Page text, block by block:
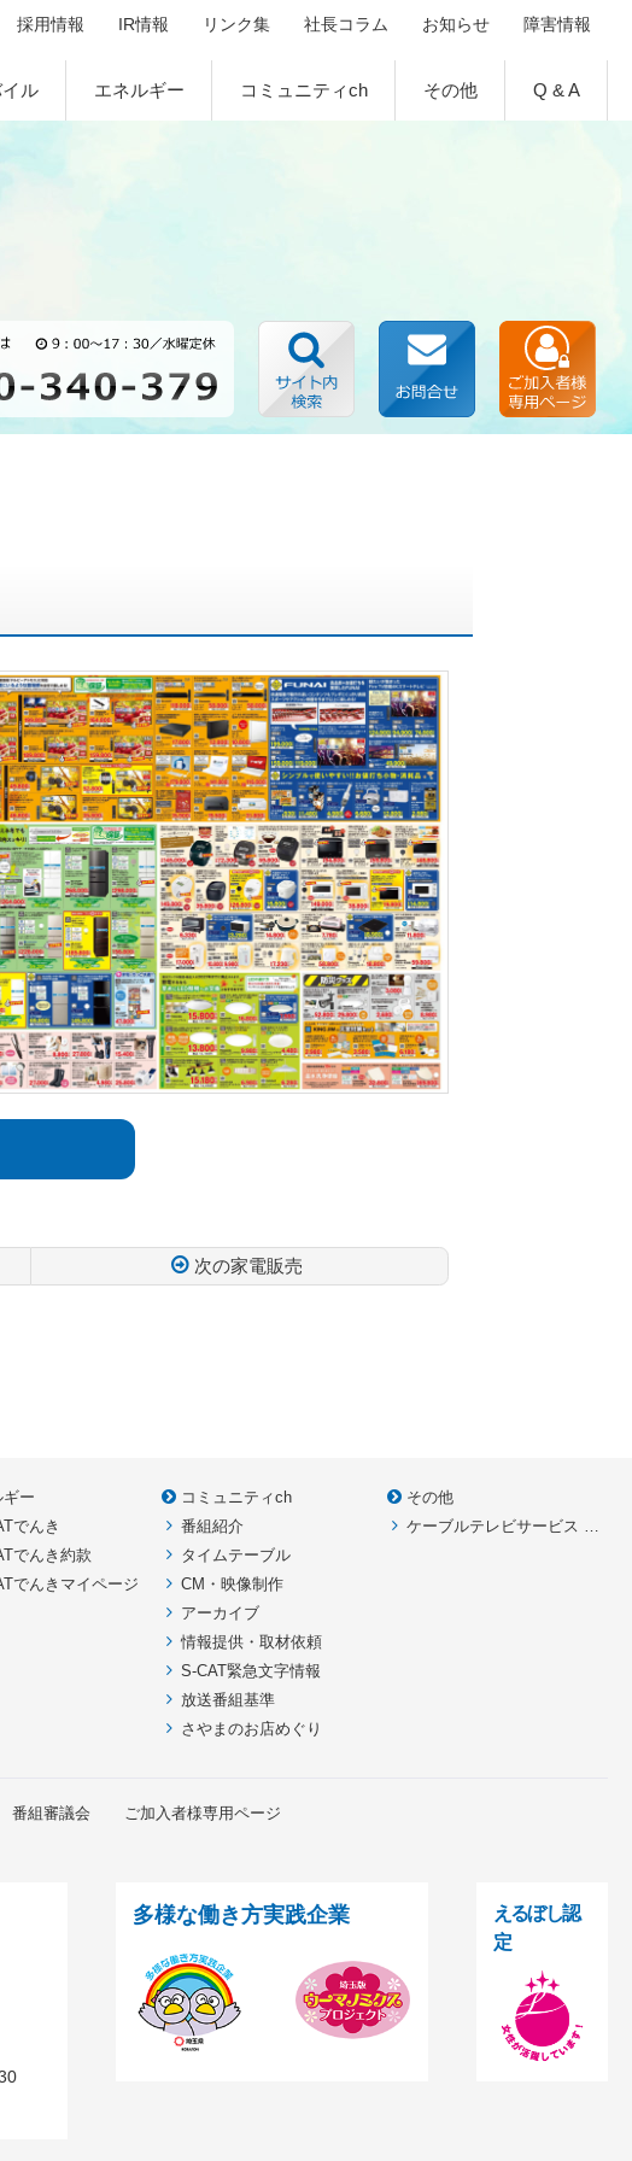
採用情報 IR情報 リンク集 社長コラム お知らせ 障害情報
ル エネルギー コミュニティch その他 Q & A
次の家電販売
ギー
でんき
でんき約款
でんきマイページ
コミュニティch
番組紹介
タイムテーブル
CM・映像制作
アーカイブ
情報提供・取材依頼
S-CAT緊急文字情報
放送番組基準
さやまのお店めぐり
その他
ケーブルテレビサービス HOME
番組審議会 ご加入者様専用ページ
多様な働き方実践企業
えるぼし認
定